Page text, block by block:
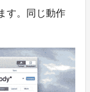
す。同じ動作